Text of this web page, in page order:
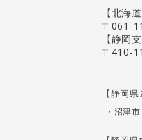
【北海
〒061-
【静岡
〒410-
【静岡
・沼津